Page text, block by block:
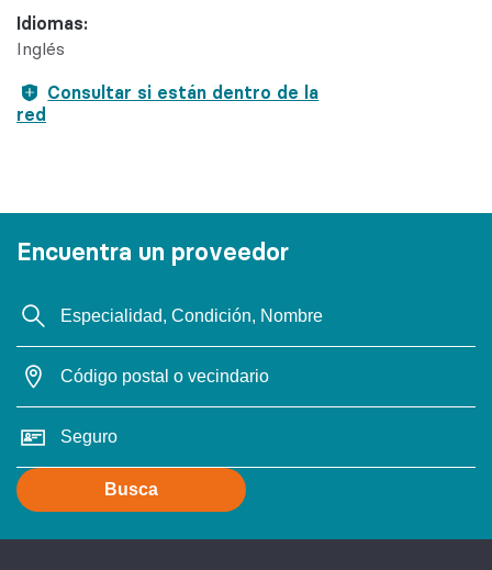
Idiomas:
Inglés
Consultar si están dentro de la
red
Encuentra un proveedor
Busca